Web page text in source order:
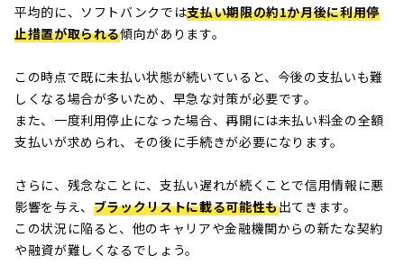
平均的に、ソフトバンクでは支払い期限の約1か月後に利用停
止措置が取られる傾向があります。
この時点で既に未払い状態が続いていると、今後の支払いも難
しくなる場合が多いため、早急な対策が必要です。
また、一度利用停止になった場合、再開には未払い料金の全額
支払いが求められ、その後に手続きが必要になります。
さらに、残念なことに、支払い遅れが続くことで信用情報に悪
影響を与え、 ブラックリストに載る可能性も出てきます。
この状況に陥ると、他のキャリアや金融機関からの新たな契約
や融資が難しくなるでしょう。